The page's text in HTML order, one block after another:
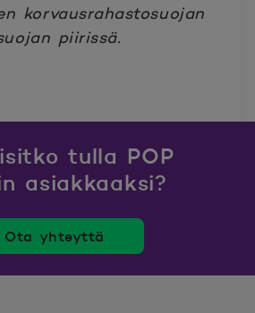
korvausrahastosuojan
piirissä.
tulla POP
asiakkaaksi?
Ota yhteyttä